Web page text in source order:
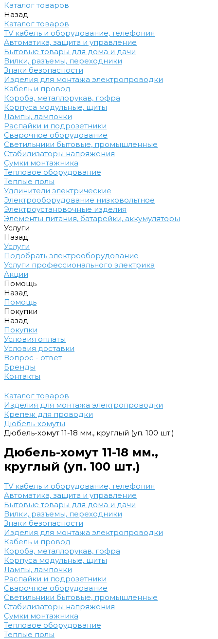
Каталог товаров
Назад
Каталог товаров
TV кабель и оборудование, телефония
Автоматика, защита и управление
Бытовые товары для дома и дачи
Вилки, разъемы, переходники
Знаки безопасности
Изделия для монтажа электропроводки
Кабель и провод
Короба, металлорукав, гофра
Корпуса модульные, щиты
Лампы, лампочки
Распайки и подрозетники
Сварочное оборудование
Светильники бытовые, промышленные
Стабилизаторы напряжения
Сумки монтажника
Тепловое оборудование
Теплые полы
Удлинители электрические
Электрооборудование низковольтное
Электроустановочные изделия
Элементы питания, батарейки, аккумуляторы
Услуги
Назад
Услуги
Подобрать электрооборудование
Услуги профессионального электрика
Акции
Помощь
Назад
Помощь
Покупки
Назад
Покупки
Условия оплаты
Условия доставки
Вопрос - ответ
Бренды
Контакты
Каталог товаров
Изделия для монтажа электропроводки
Крепеж для проводки
Дюбель-хомуты
Дюбель-хомут 11-18 мм., круглый (уп. 100 шт.)
Дюбель-хомут 11-18 мм.,
круглый (уп. 100 шт.)
TV кабель и оборудование, телефония
Автоматика, защита и управление
Бытовые товары для дома и дачи
Вилки, разъемы, переходники
Знаки безопасности
Изделия для монтажа электропроводки
Кабель и провод
Короба, металлорукав, гофра
Корпуса модульные, щиты
Лампы, лампочки
Распайки и подрозетники
Сварочное оборудование
Светильники бытовые, промышленные
Стабилизаторы напряжения
Сумки монтажника
Тепловое оборудование
Теплые полы